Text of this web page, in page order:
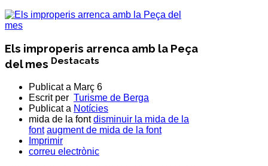
Els improperis arrenca amb la Peça
del mes Destacats
Publicat a Març 6
Escrit per Turisme de Berga
Publicat a Notícies
mida de la font disminuir la mida de la
font augment de mida de la font
Imprimir
correu electrònic